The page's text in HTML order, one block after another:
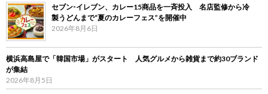
セブン‐イレブン、カレー15商品を一斉投入 名店監修から冷
製うどんまで“夏のカレーフェス”を開催中
2026年8月6日
横浜高島屋で「韓国市場」がスタート 人気グルメから雑貨まで約30ブランド
が集結
2026年8月5日